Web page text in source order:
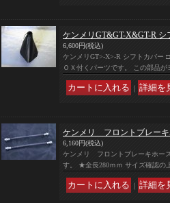
ケンメリGT&GT-X&GT-R シ
6,600円(税込)
ケンメリGT>-X>-R シフトカバー
ＯＸ付くパーツです。 この部品が
｜
ケンメリ フロントブレー
6,160円(税込)
ケンメリ フロントブレーキホー
す。 ★全長280ｍｍ サイズ確認の
｜